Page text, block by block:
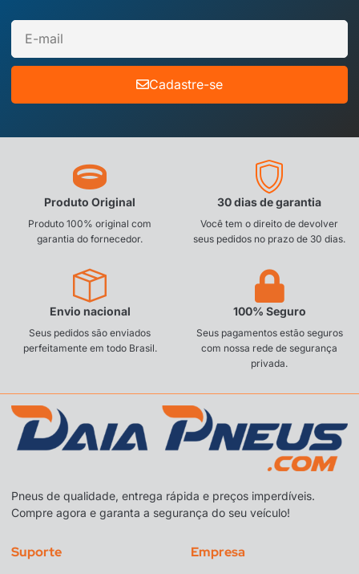
Cadastre-se
Produto Original
Produto 100% original com
garantia do fornecedor.
30 dias de garantia
Você tem o direito de devolver
seus pedidos no prazo de 30 dias.
Envio nacional
Seus pedidos são enviados
perfeitamente em todo Brasil.
100% Seguro
Seus pagamentos estão seguros
com nossa rede de segurança
privada.
Pneus de qualidade, entrega rápida e preços imperdíveis.
Compre agora e garanta a segurança do seu veículo!
Suporte Empresa